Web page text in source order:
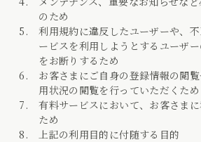
のため
利用規約に違反したユーザーや、
ービスを利用しようとするユーザ
をお断りするため
お客さまにご自身の登録情報の閲
用状況の閲覧を行っていただくため
有料サービスにおいて、お客さま
ため
上記の利用目的に付随する目的